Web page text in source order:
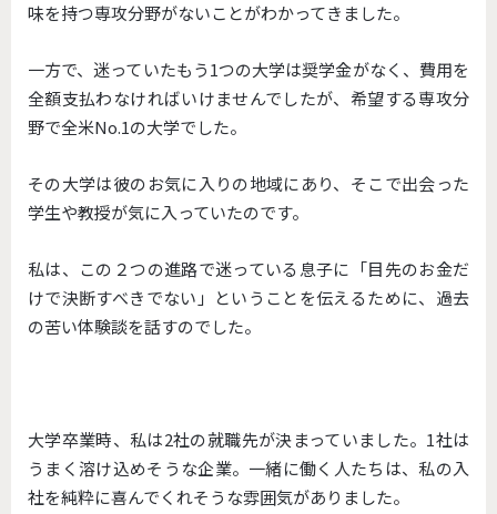
味を持つ専攻分野がないことがわかってきました。
一方で、迷っていたもう1つの大学は奨学金がなく、費用を
全額支払わなければいけませんでしたが、希望する専攻分
野で全米No.1の大学でした。
その大学は彼のお気に入りの地域にあり、そこで出会った
学生や教授が気に入っていたのです。
私は、この２つの進路で迷っている息子に「目先のお金だ
けで決断すべきでない」ということを伝えるために、過去
の苦い体験談を話すのでした。
大学卒業時、私は2社の就職先が決まっていました。1社は
うまく溶け込めそうな企業。一緒に働く人たちは、私の入
社を純粋に喜んでくれそうな雰囲気がありました。